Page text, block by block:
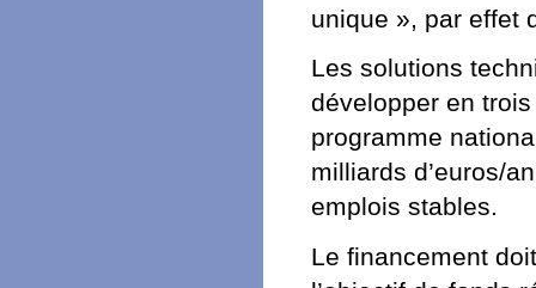
unique », par effet
Les solutions
développer en
programme
milliards d’euros/
emplois stables.
Le financement